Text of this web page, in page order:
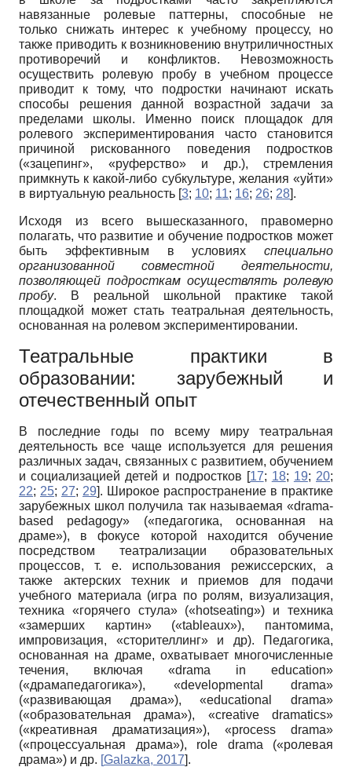
навязанные ролевые паттерны, способные не
только снижать интерес к учебному процессу, но
также приводить к возникновению внутриличностных
противоречий и конфликтов. Невозможность
осуществить ролевую пробу в учебном процессе
приводит к тому, что подростки начинают искать
способы решения данной возрастной задачи за
пределами школы. Именно поиск площадок для
ролевого экспериментирования часто становится
причиной рискованного поведения подростков
(«зацепинг», «руферство» и др.), стремления
примкнуть к какой-либо субкультуре, желания «уйти»
в виртуальную реальность [3; 10; 11; 16; 26; 28].
Исходя из всего вышесказанного, правомерно
полагать, что развитие и обучение подростков может
быть эффективным в условиях специально
организованной совместной деятельности,
позволяющей подросткам осуществлять ролевую
пробу. В реальной школьной практике такой
площадкой может стать театральная деятельность,
основанная на ролевом экспериментировании.
Театральные практики в
образовании: зарубежный и
отечественный опыт
В последние годы по всему миру театральная
деятельность все чаще используется для решения
различных задач, связанных с развитием, обучением
и социализацией детей и подростков [17; 18; 19; 20;
22; 25; 27; 29]. Широкое распространение в практике
зарубежных школ получила так называемая «drama-
based pedagogy» («педагогика, основанная на
драме»), в фокусе которой находится обучение
посредством театрализации образовательных
процессов, т. е. использования режиссерских, а
также актерских техник и приемов для подачи
учебного материала (игра по ролям, визуализация,
техника «горячего стула» («hotseating») и техника
«замерших картин» («tableaux»), пантомима,
импровизация, «сторителлинг» и др). Педагогика,
основанная на драме, охватывает многочисленные
течения, включая «drama in education»
(«драмапедагогика»), «developmental drama»
(«развивающая драма»), «educational drama»
(«образовательная драма»), «creative dramatics»
(«креативная драматизация»), «process drama»
(«процессуальная драма»), role drama («ролевая
драма») и др. [Galazka, 2017].